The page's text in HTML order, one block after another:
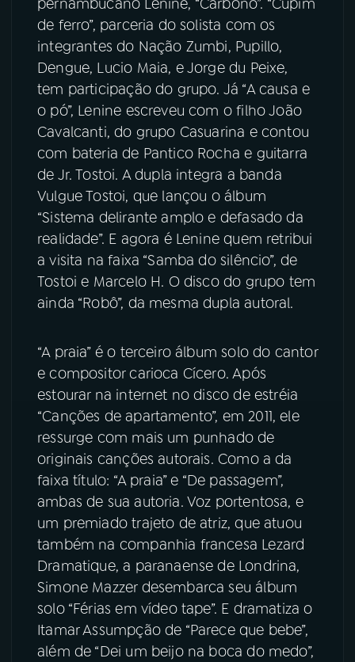
06VIDEOCASTS
ÚLTIMAS
08PRÊMIO RÁDIO MEC
ACOMPANHE A RÁDIO MEC
YouTube Facebook
Instagram X
TikTok
pernambucano Lenine, “Carbono”. “Cupim
de ferro”, parceria do solista com os
integrantes do Nação Zumbi, Pupillo,
Dengue, Lucio Maia, e Jorge du Peixe,
tem participação do grupo. Já “A causa e
o pó”, Lenine escreveu com o filho João
Cavalcanti, do grupo Casuarina e contou
com bateria de Pantico Rocha e guitarra
de Jr. Tostoi. A dupla integra a banda
Vulgue Tostoi, que lançou o álbum
“Sistema delirante amplo e defasado da
realidade”. E agora é Lenine quem retribui
a visita na faixa “Samba do silêncio”, de
Tostoi e Marcelo H. O disco do grupo tem
ainda “Robô”, da mesma dupla autoral.
“A praia” é o terceiro álbum solo do cantor
e compositor carioca Cícero. Após
estourar na internet no disco de estréia
“Canções de apartamento”, em 2011, ele
ressurge com mais um punhado de
originais canções autorais. Como a da
faixa título: “A praia” e “De passagem”,
ambas de sua autoria. Voz portentosa, e
um premiado trajeto de atriz, que atuou
também na companhia francesa Lezard
Dramatique, a paranaense de Londrina,
Simone Mazzer desembarca seu álbum
solo “Férias em vídeo tape”. E dramatiza o
Itamar Assumpção de “Parece que bebe”,
além de “Dei um beijo na boca do medo”,